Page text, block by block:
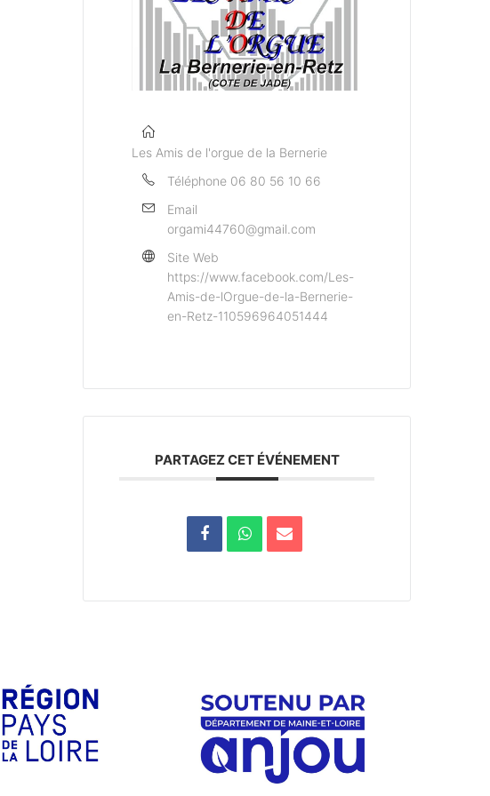
Les Amis de l'orgue de la Bernerie
Téléphone 06 80 56 10 66
Email
orgami44760@gmail.com
Site Web
https://www.facebook.com/Les-
Amis-de-lOrgue-de-la-Bernerie-
en-Retz-110596964051444
PARTAGEZ CET ÉVÉNEMENT